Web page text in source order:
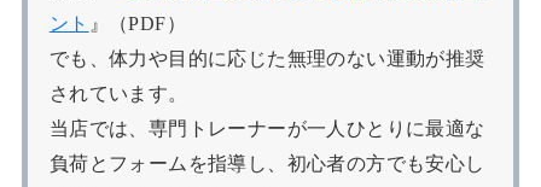
ント 』（PDF）
でも、体力や目的に応じた無理のない運動が推奨
されています。
当店では、専門トレーナーが一人ひとりに最適な
負荷とフォームを指導し、初心者の方でも安心し